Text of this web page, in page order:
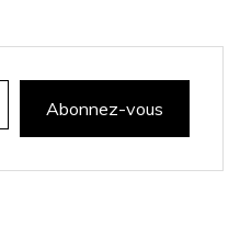
Abonnez-vous